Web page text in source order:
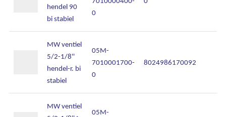
hendel 90
bi stabiel
0
MW ventiel
5/2-1/8''
hendel-r. bi
stabiel
05M-
7010001700-
0
8024986170092
MW ventiel
05M-